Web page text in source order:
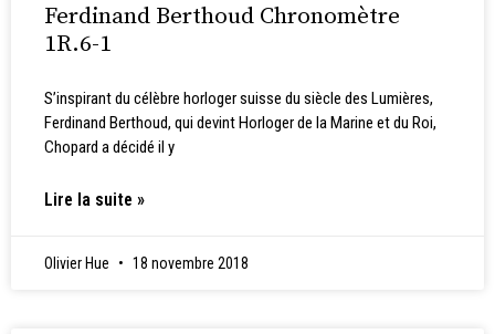
Ferdinand Berthoud Chronomètre
1R.6-1
S’inspirant du célèbre horloger suisse du siècle des Lumières,
Ferdinand Berthoud, qui devint Horloger de la Marine et du Roi,
Chopard a décidé il y
Lire la suite »
Olivier Hue 18 novembre 2018